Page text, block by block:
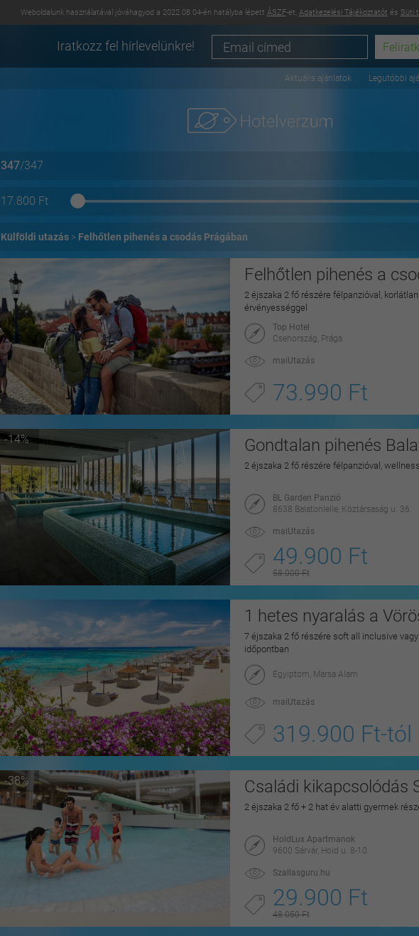
Weboldalunk használatával jóváhagyod a 2022.08.04-én hatályba lépett ÁSZF-et, Adatkezelési Tájékoztatót és Süti
Iratkozz fel hírlevelünkre!
Aktuális ajánlatok Legutóbbi
347/347
17.800 Ft
Külföldi utazás Felhőtlen pihenés a csodás Prágában
Felhőtlen pihenés a
2 éjszaka 2 fő részére félpanzióval,
érvényességgel
Top Hotel
Csehország, Prága
maiUtazás
73.990 Ft
-14% Gondtalan pihenés
2 éjszaka 2 fő részére félpanzióval,
BL Garden Panzió
8638 Balatonlelle, Köztársaság u. 36.
maiUtazás
49.900 Ft
58.000 Ft
1 hetes nyaralás a
7 éjszaka 2 fő részére soft all inclusive
időpontban
Egyiptom, Marsa Alam
maiUtazás
319.900 Ft-tól
-38% Családi kikapcsolódás
2 éjszaka 2 fő + 2 hat év alatti gyermek
HoldLux Apartmanok
9600 Sárvár, Hold u. 8-10.
Szallasguru.hu
29.900 Ft
48.050 Ft